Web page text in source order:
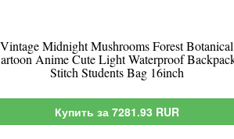
Vintage Midnight Mushrooms Forest Botanical
Anime Cute Light Waterproof
Stitch Students Bag 16inch
Купить за 7281.93 RUR